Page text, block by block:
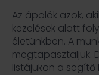
Az ápolók azok,
kezelések alatt
életünkben. A
megtapasztaljuk.
listájukon a